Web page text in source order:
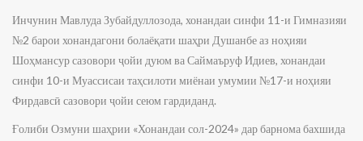
Инчунин Мавлуда Зубайдуллозода, хонандаи синфи 11-и Гимназияи
№2 барои хонандагони болаёқати шаҳри Душанбе аз ноҳияи
Шоҳмансур сазовори ҷойи дуюм ва Саймаъруф Идиев, хонандаи
синфи 10-и Муассисаи таҳсилоти миёнаи умумии №17-и ноҳияи
Фирдавсӣ сазовори ҷойи сеюм гардиданд.
Ғолиби Озмуни шаҳрии «Хонандаи сол-2024» дар барнома бахшида